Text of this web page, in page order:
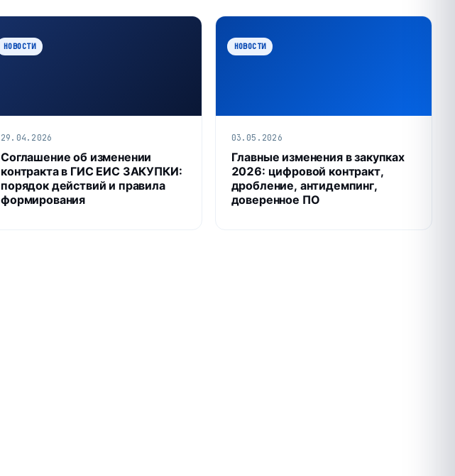
НОВОСТИ
29.04.2026
Соглашение об изменении
контракта в ГИС ЕИС ЗАКУПКИ:
порядок действий и правила
формирования
НОВОСТИ
03.05.2026
Главные изменения в закупках
2026: цифровой контракт,
дробление, антидемпинг,
доверенное ПО